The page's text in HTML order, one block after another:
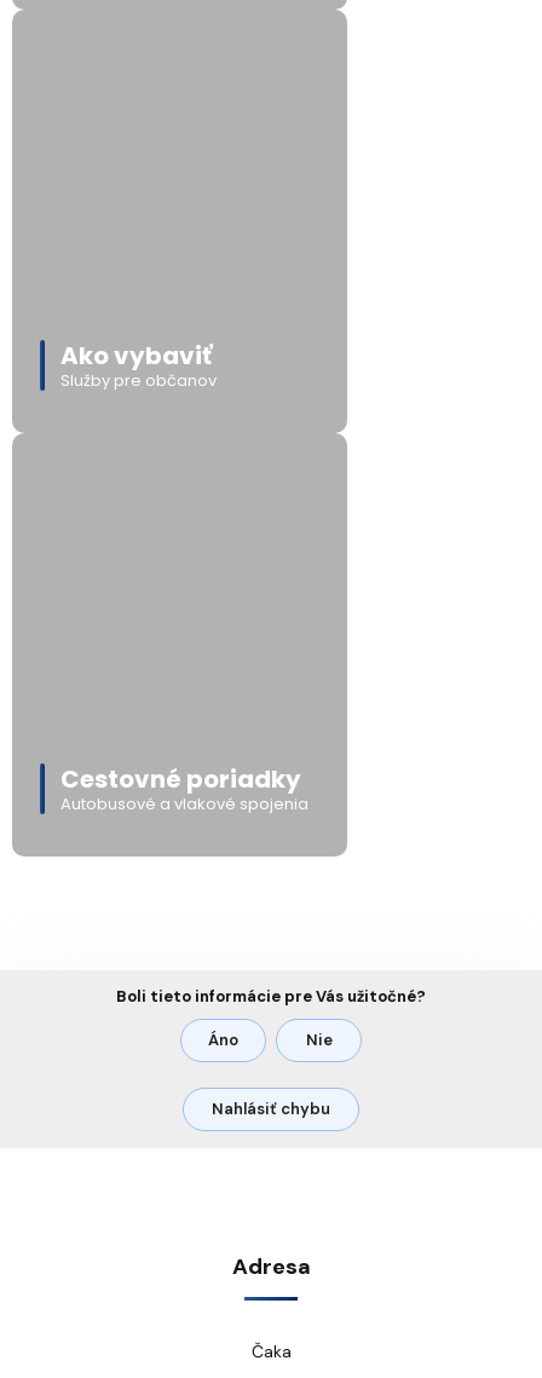
Ako vybaviť
Služby pre občanov
Cestovné poriadky
Autobusové a vlakové spojenia
Boli tieto informácie pre Vás užitočné?
Áno Nie
Nahlásiť chybu
Adresa
Čaka